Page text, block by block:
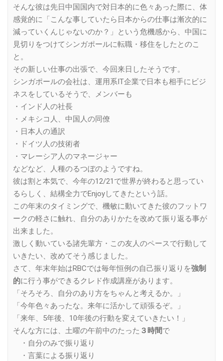
そんな彼は先日中国国内で対日本的に色々あった際に、体
感覚的に「こんな事していたら日本からの仕事は漸次的に
減っていくんじゃないのか？」という危機感から、中国に
見切りをつけてシンガポールに転職・移住をしたとのこ
と。
その新しい仕事の出張で、今回来日したそうです。
シンガポールの会社は、運用系IT企業で日本も相手にビジ
ネスをしているそうで、メンバーも
・インド人の社長
・メキシコ人、中国人の同僚
・日本人の通訳
・ドイツ人の技術者
・マレーシア人のマネージャー
などなど、人種のるつぼのようですね。
彼は割と本気で、今年の12/21で世界が終わると思ってい
るらしく、結構全力でEnjoyしてきたという話。
この年末のタイミングで、機敏に動いてきた彼のフットワ
ークの軽さに触れ、自分のありかたを改めて振り返る事が
出来ました。
激しく動いている諸先輩方・この友人のペースで行動して
いきたい、改めてそう感じました。
さて、年末年始はRBCでは毎年恒例の自己振り返りを強制
的に行う事ができるクレド作成講座があります。
「そろそろ、自分のあり方をちゃんと考えるか。」
「今年色々あったな。来年に活かして頑張るぞ。」
「来年、5年後、10年後の行動を変えていきたい！」
そんな方には、土曜の午前中のたった ３時間で
・自分のみで振り返り
・言葉による振り返り